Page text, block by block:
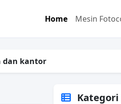
Home Mesin
dan kantor
Kategori